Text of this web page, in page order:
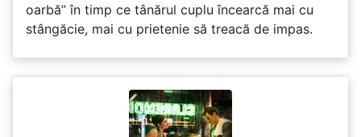
oarbă” în timp ce tânărul cuplu încearcă mai cu
stângăcie, mai cu prietenie să treacă de impas.